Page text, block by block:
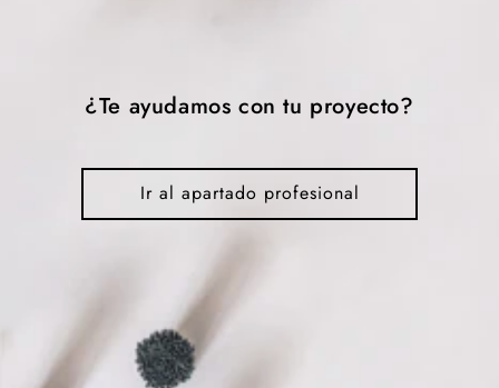
¿Te ayudamos con tu proyecto?
Ir al apartado profesional